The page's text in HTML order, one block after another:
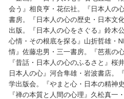
会う』相良亨・花伝社。『日本人の
書房。『日本人の心の歴史・日本文
出版。『日本人の心をさぐる』鈴木
心情・その根底を探る』山折哲雄・
情』佐藤忠男・三一書房。『芭蕉の
『昔話・日本人の心のふるさと』桜
日本人の心』河合隼雄・岩波書店。
学出版会。『やまと心・日本の精神
『禅の本質と人間の心理』久松真一